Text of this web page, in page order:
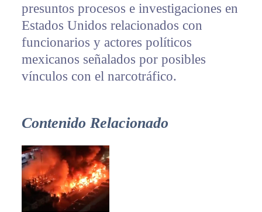
presuntos procesos e investigaciones en
Estados Unidos relacionados con
funcionarios y actores políticos
mexicanos señalados por posibles
vínculos con el narcotráfico.
Contenido Relacionado